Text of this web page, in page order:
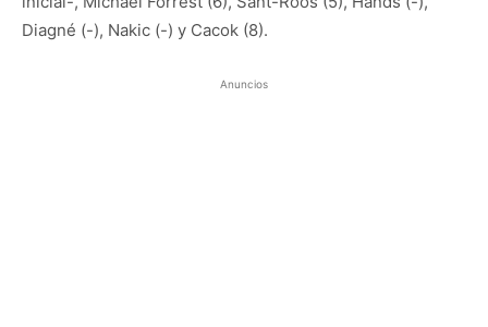
Diagné (-), Nakic (-) y Cacok (8).
Anuncios